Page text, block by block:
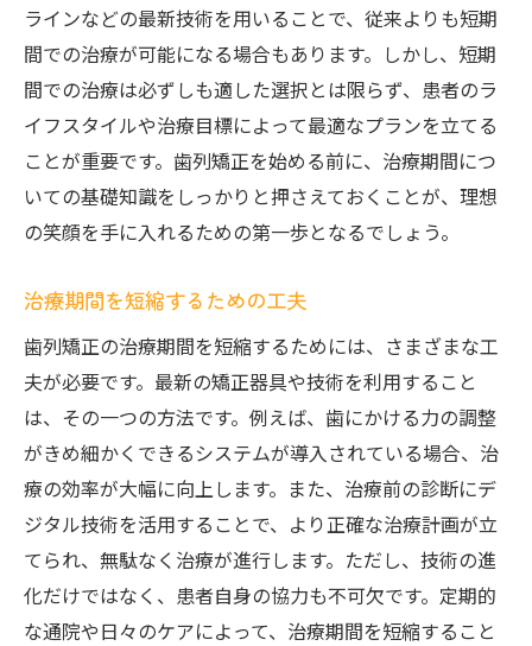
ラインなどの最新技術を用いることで、従来よりも短期
間での治療が可能になる場合もあります。しかし、短期
間での治療は必ずしも適した選択とは限らず、患者のラ
イフスタイルや治療目標によって最適なプランを立てる
ことが重要です。歯列矯正を始める前に、治療期間につ
いての基礎知識をしっかりと押さえておくことが、理想
の笑顔を手に入れるための第一歩となるでしょう。
治療期間を短縮するための工夫
歯列矯正の治療期間を短縮するためには、さまざまな工
夫が必要です。最新の矯正器具や技術を利用すること
は、その一つの方法です。例えば、歯にかける力の調整
がきめ細かくできるシステムが導入されている場合、治
療の効率が大幅に向上します。また、治療前の診断にデ
ジタル技術を活用することで、より正確な治療計画が立
てられ、無駄なく治療が進行します。ただし、技術の進
化だけではなく、患者自身の協力も不可欠です。定期的
な通院や日々のケアによって、治療期間を短縮すること